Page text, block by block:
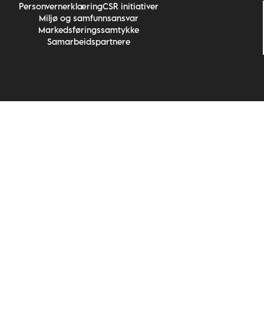
PersonvernerklæringCSR initiativer
Miljø og samfunnsansvar
Markedsføringssamtykke
Samarbeidspartnere